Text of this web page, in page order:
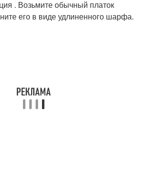
. Возьмите обычный платок
его в виде удлиненного шарфа.